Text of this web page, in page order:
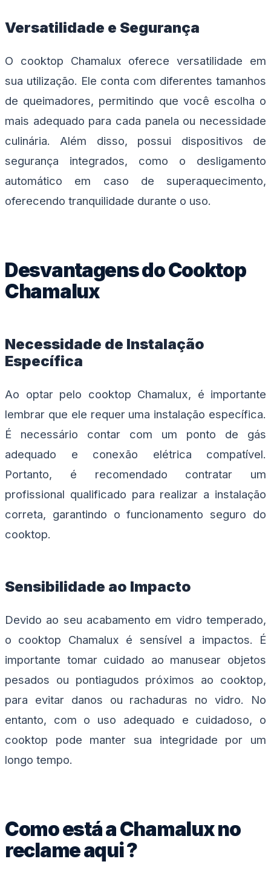
Versatilidade e Segurança
O cooktop Chamalux oferece versatilidade em
sua utilização. Ele conta com diferentes tamanhos
de queimadores, permitindo que você escolha o
mais adequado para cada panela ou necessidade
culinária. Além disso, possui dispositivos de
segurança integrados, como o desligamento
automático em caso de superaquecimento,
oferecendo tranquilidade durante o uso.
Desvantagens do Cooktop
Chamalux
Necessidade de Instalação
Específica
Ao optar pelo cooktop Chamalux, é importante
lembrar que ele requer uma instalação específica.
É necessário contar com um ponto de gás
adequado e conexão elétrica compatível.
Portanto, é recomendado contratar um
profissional qualificado para realizar a instalação
correta, garantindo o funcionamento seguro do
cooktop.
Sensibilidade ao Impacto
Devido ao seu acabamento em vidro temperado,
o cooktop Chamalux é sensível a impactos. É
importante tomar cuidado ao manusear objetos
pesados ou pontiagudos próximos ao cooktop,
para evitar danos ou rachaduras no vidro. No
entanto, com o uso adequado e cuidadoso, o
cooktop pode manter sua integridade por um
longo tempo.
Como está a Chamalux no
reclame aqui ?